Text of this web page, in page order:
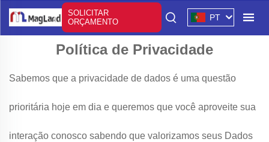
SOLICITAR
ORÇAMENTO
PT
Política de Privacidade
Sabemos que a privacidade de dados é uma questão
prioritária hoje em dia e queremos que você aproveite sua
interação conosco sabendo que valorizamos seus Dados